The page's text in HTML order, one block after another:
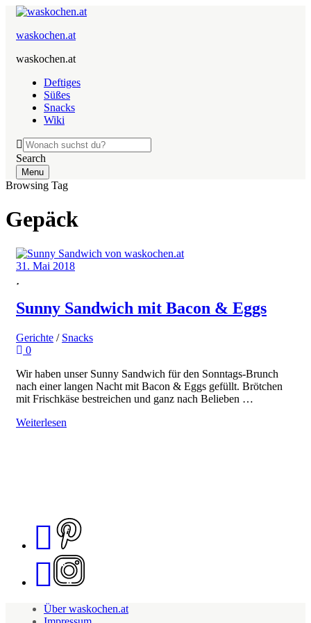
waskochen.at
waskochen.at
Deftiges
Süßes
Snacks
Wiki
Search
Menu
Browsing Tag
Gepäck
31. Mai 2018
Sunny Sandwich mit Bacon & Eggs
Gerichte / Snacks
0
Wir haben unser Sunny Sandwich für den Sonntags-Brunch
nach einer langen Nacht mit Bacon & Eggs gefüllt. Brötchen
mit Frischkäse bestreichen und ganz nach Belieben …
Weiterlesen
Über waskochen.at